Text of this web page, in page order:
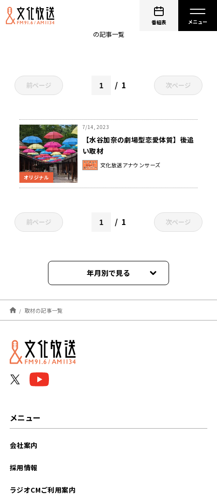
番組表
の記事一覧
前ページ 1 次ページ
オリジナル
7/14, 2023
【水谷加奈の劇場型恋愛体質】後追
い取材
文化放送アナウンサーズ
前ページ 1 次ページ
年月別で見る
2026年04月
2025年01月
2023年12月
取材の記事一覧
メニュー
会社案内
採用情報
ラジオCMご利用案内